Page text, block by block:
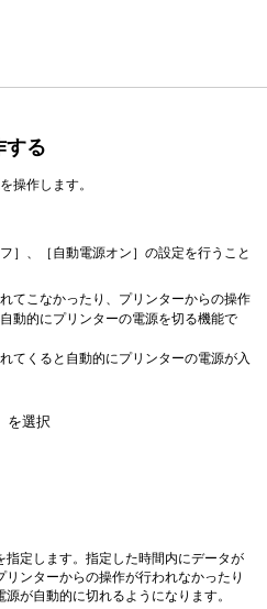
する
操作します。
］ 、 ［自動電源オン］の設定を行うこと
てこなかったり、プリンターからの操作
動的にプリンターの電源を切る機能で
てくると自動的にプリンターの電源が入
を選択
定します。 指定した時間内にデータが
ンターからの操作が行われなかったり
が自動的に切れるようになります。